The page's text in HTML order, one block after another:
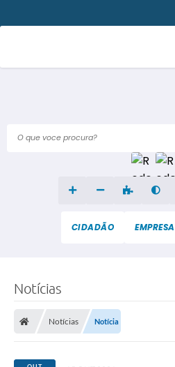
O que voce procura?
CIDADÃO EMPRESA
Notícias
Notícias Notícia